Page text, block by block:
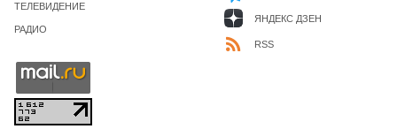
ТЕЛЕВИДЕНИЕ
РАДИО
ЯНДЕКС ДЗЕН
RSS